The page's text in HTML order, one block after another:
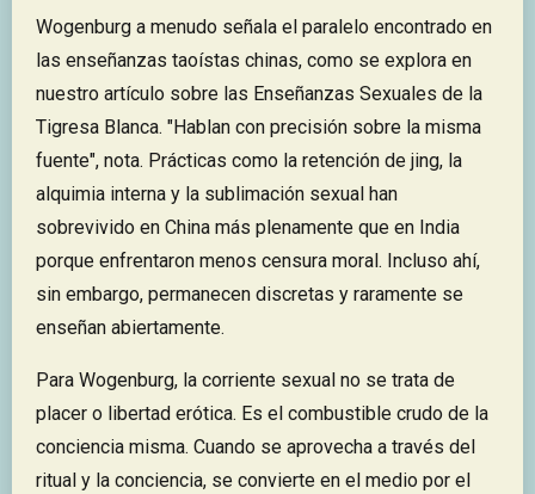
Wogenburg a menudo señala el paralelo encontrado en
las enseñanzas taoístas chinas, como se explora en
nuestro artículo sobre las Enseñanzas Sexuales de la
Tigresa Blanca. "Hablan con precisión sobre la misma
fuente", nota. Prácticas como la retención de jing, la
alquimia interna y la sublimación sexual han
sobrevivido en China más plenamente que en India
porque enfrentaron menos censura moral. Incluso ahí,
sin embargo, permanecen discretas y raramente se
enseñan abiertamente.
Para Wogenburg, la corriente sexual no se trata de
placer o libertad erótica. Es el combustible crudo de la
conciencia misma. Cuando se aprovecha a través del
ritual y la conciencia, se convierte en el medio por el